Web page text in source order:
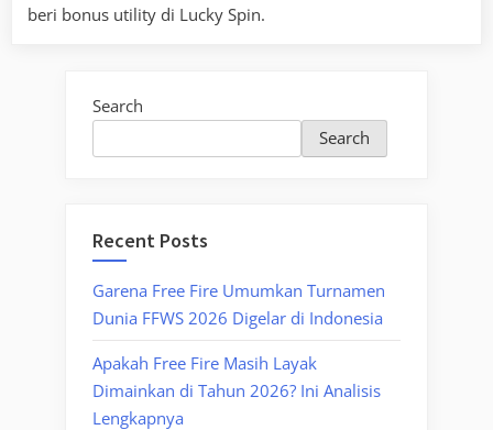
beri bonus utility di Lucky Spin.
Search
Search
Recent Posts
Garena Free Fire Umumkan Turnamen
Dunia FFWS 2026 Digelar di Indonesia
Apakah Free Fire Masih Layak
Dimainkan di Tahun 2026? Ini Analisis
Lengkapnya